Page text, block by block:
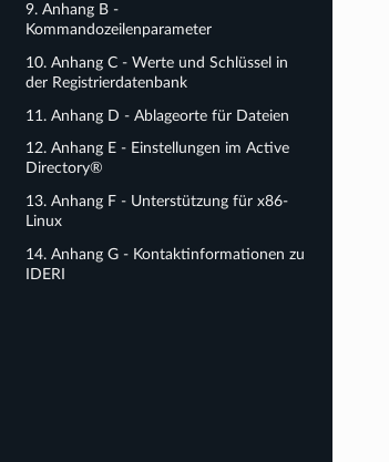
9. Anhang B -
Kommandozeilenparameter
10. Anhang C - Werte und Schlüssel in
der Registrierdatenbank
11. Anhang D - Ablageorte für Dateien
12. Anhang E - Einstellungen im Active
Directory®
13. Anhang F - Unterstützung für x86-
Linux
14. Anhang G - Kontaktinformationen zu
IDERI